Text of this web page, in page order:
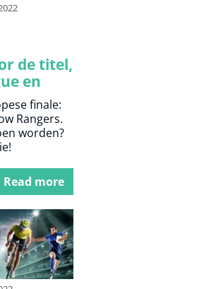
de titel,
en
finale:
Rangers.
worden?
Read more